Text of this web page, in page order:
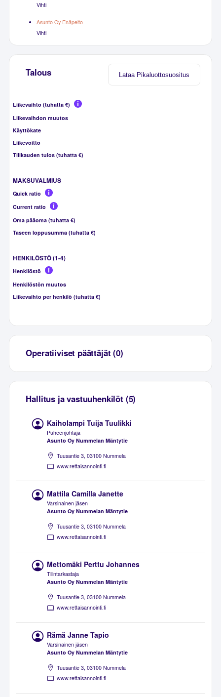
Vihti
Asunto Oy Enäpelto
Vihti
Lataa Pikaluottosuositus
Talous
Liikevaihto (tuhatta €)
Liikevaihdon muutos
Käyttökate
Liikevoitto
Tilikauden tulos (tuhatta €)
MAKSUVALMIUS
Quick ratio
Current ratio
Oma pääoma (tuhatta €)
Taseen loppusumma (tuhatta €)
HENKILÖSTÖ (1-4)
Henkilöstö
Henkilöstön muutos
Liikevaihto per henkilö (tuhatta €)
Operatiiviset päättäjät (0)
Hallitus ja vastuuhenkilöt (5)
Kaiholampi Tuija Tuulikki
Puheenjohtaja
Asunto Oy Nummelan Mäntytie
Tuusantie 3, 03100 Nummela
www.rettaisannointi.fi
Mattila Camilla Janette
Varsinainen jäsen
Asunto Oy Nummelan Mäntytie
Tuusantie 3, 03100 Nummela
www.rettaisannointi.fi
Mettomäki Perttu Johannes
Tilintarkastaja
Asunto Oy Nummelan Mäntytie
Tuusantie 3, 03100 Nummela
www.rettaisannointi.fi
Rämä Janne Tapio
Varsinainen jäsen
Asunto Oy Nummelan Mäntytie
Tuusantie 3, 03100 Nummela
www.rettaisannointi.fi